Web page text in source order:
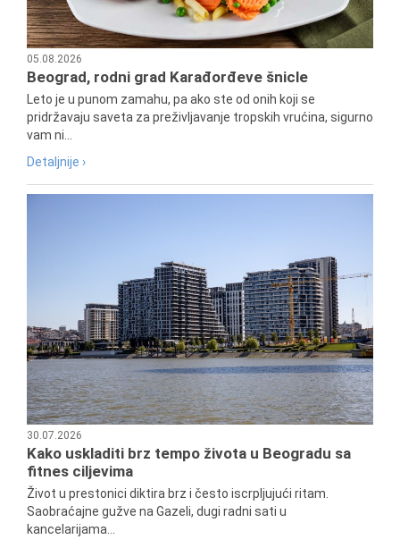
05.08.2026
Beograd, rodni grad Karađorđeve šnicle
Leto je u punom zamahu, pa ako ste od onih koji se
pridržavaju saveta za preživljavanje tropskih vrućina, sigurno
vam ni...
Detaljnije ›
30.07.2026
Kako uskladiti brz tempo života u Beogradu sa
fitnes ciljevima
Život u prestonici diktira brz i često iscrpljujući ritam.
Saobraćajne gužve na Gazeli, dugi radni sati u
kancelarijama...